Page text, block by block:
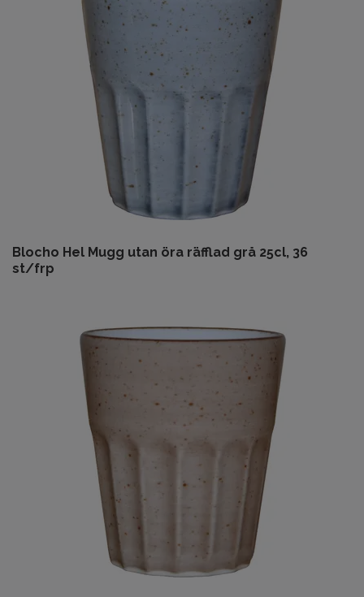
Blocho Hel Mugg utan öra räfflad grå 25cl, 36
st/frp